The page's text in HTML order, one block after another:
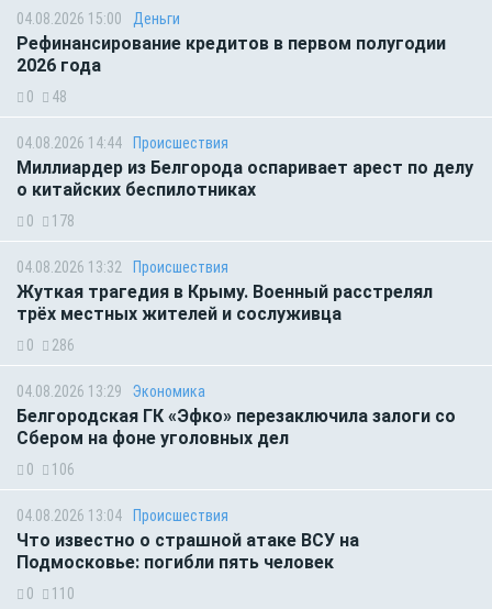
04.08.2026 15:00 Деньги
Рефинансирование кредитов в первом полугодии
2026 года
0 48
04.08.2026 14:44 Происшествия
Миллиардер из Белгорода оспаривает арест по делу
о китайских беспилотниках
0 178
04.08.2026 13:32 Происшествия
Жуткая трагедия в Крыму. Военный расстрелял
трёх местных жителей и сослуживца
0 286
04.08.2026 13:29 Экономика
Белгородская ГК «Эфко» перезаключила залоги со
Сбером на фоне уголовных дел
0 106
04.08.2026 13:04 Происшествия
Что известно о страшной атаке ВСУ на
Подмосковье: погибли пять человек
0 110